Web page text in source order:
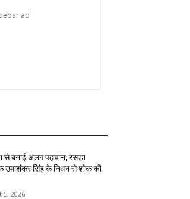
से बनाई अलग पहचान, रसड़ा
उमाशंकर सिंह के निधन से शोक की
5, 2026